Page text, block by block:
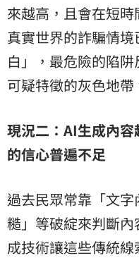
來越高，且會在短時
真實世界的詐騙情
白」，最危險的陷
可疑特徵的灰色地帶
現況二：AI生成內
的信心普遍不足
過去民眾常靠「文
糙」等破綻來判斷
成技術讓這些傳統